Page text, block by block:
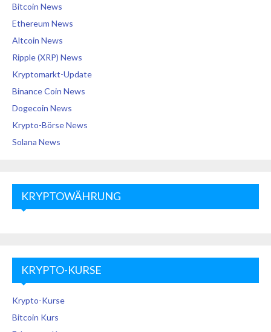
Bitcoin News
Ethereum News
Altcoin News
Ripple (XRP) News
Kryptomarkt-Update
Binance Coin News
Dogecoin News
Krypto-Börse News
Solana News
KRYPTOWÄHRUNG
KRYPTO-KURSE
Krypto-Kurse
Bitcoin Kurs